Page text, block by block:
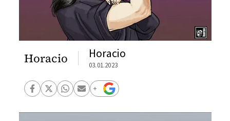
Horacio Horacio
03.01.2023